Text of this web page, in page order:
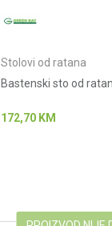
Stolovi od ratana
Bastenski sto od
172,70 KM